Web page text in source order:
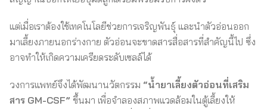
แต่เมื่อเราต้องใช้เทคโนโลยีช่วยการเจริญพันธุ์ และนำตัวอ่อนออก
มาเลี้ยงภายนอกร่างกาย ตัวอ่อนจะขาดสารสื่อสารที่สำคัญนี้ไป ซึ่ง
อาจทำให้เกิดความเครียดระดับเซลล์ได้
วงการแพทย์จึงได้พัฒนานวัตกรรม “น้ำยาเลี้ยงตัวอ่อนที่เสริม
สาร GM-CSF” ขึ้นมา เพื่อจำลองสภาพแวดล้อมในตู้เลี้ยงให้